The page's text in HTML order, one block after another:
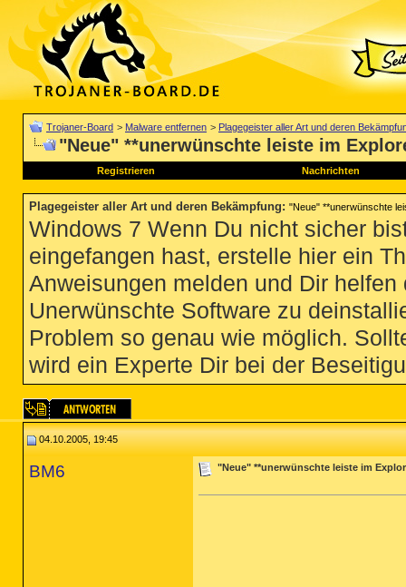
Trojaner-Board > Malware entfernen > Plagegeister aller Art und deren
"Neue" **unerwünschte leiste im
Registrieren Nachrichten
Plagegeister aller Art und deren Bekämpfung: "Neue" **unerwünschte
Windows 7 Wenn Du nicht sicher
eingefangen hast, erstelle hier ein
Anweisungen melden und Dir
Unerwünschte Software zu
Problem so genau wie möglich.
wird ein Experte Dir bei der
04.10.2005, 19:45
BM6 "Neue" **unerwünschte leiste im